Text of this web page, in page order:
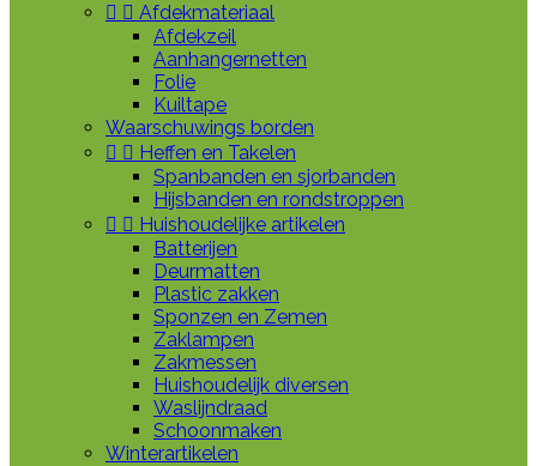
  Afdekmateriaal
Afdekzeil
Aanhangernetten
Folie
Kuiltape
Waarschuwings borden
  Heffen en Takelen
Spanbanden en sjorbanden
Hijsbanden en rondstroppen
  Huishoudelijke artikelen
Batterijen
Deurmatten
Plastic zakken
Sponzen en Zemen
Zaklampen
Zakmessen
Huishoudelijk diversen
Waslijndraad
Schoonmaken
Winterartikelen